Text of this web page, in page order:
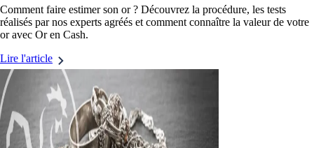
Comment faire estimer son or ? Découvrez la procédure, les tests
réalisés par nos experts agréés et comment connaître la valeur de votre
or avec Or en Cash.
Lire l'article